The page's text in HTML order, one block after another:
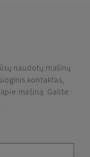
naudotų mašinų
kontaktas,
mašiną. Galite